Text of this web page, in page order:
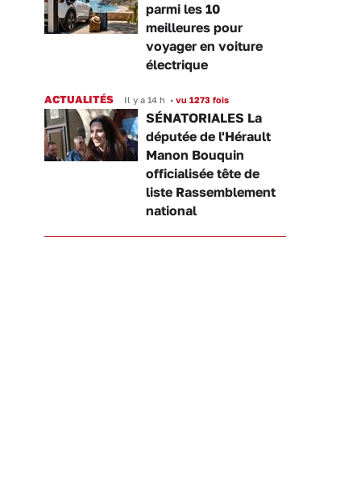
parmi les 10
meilleures pour
voyager en voiture
électrique
ACTUALITÉS Il y a 14 h • vu 1273 fois
SÉNATORIALES La
députée de l'Hérault
Manon Bouquin
officialisée tête de
liste Rassemblement
national